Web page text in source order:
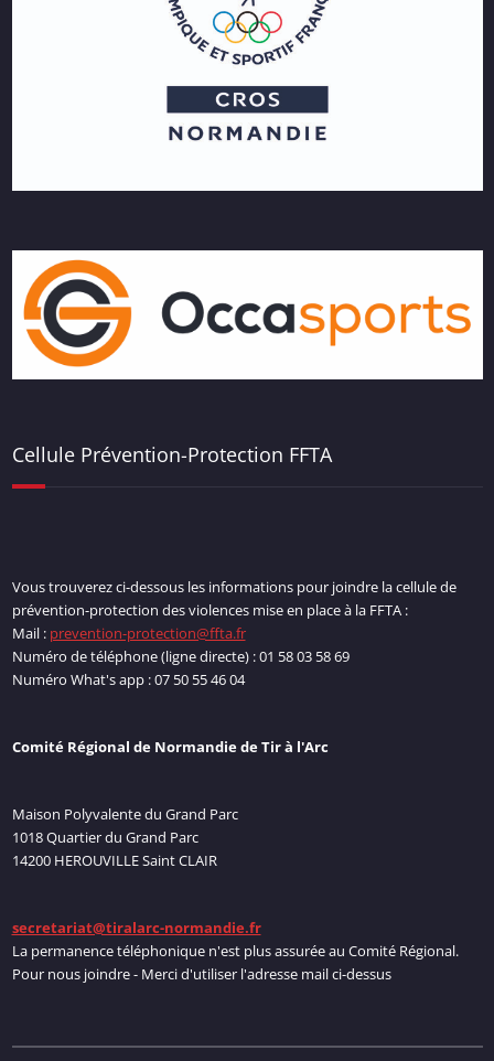
Cellule Prévention-Protection FFTA
Vous trouverez ci-dessous les informations pour joindre la cellule de
prévention-protection des violences mise en place à la FFTA :
Mail : prevention-protection@ffta.fr
Numéro de téléphone (ligne directe) : 01 58 03 58 69
Numéro What's app : 07 50 55 46 04
Comité Régional de Normandie de Tir à l'Arc
Maison Polyvalente du Grand Parc
1018 Quartier du Grand Parc
14200 HEROUVILLE Saint CLAIR
secretariat@tiralarc-normandie.fr
La permanence téléphonique n'est plus assurée au Comité Régional.
Pour nous joindre - Merci d'utiliser l'adresse mail ci-dessus